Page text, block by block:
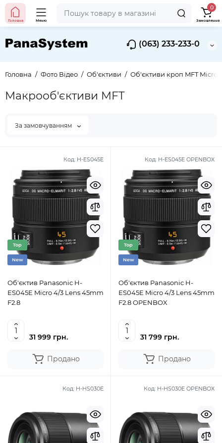
(063) 233-233-0
Головна Меню
0
Замовлення
Головна Фото Вiдео Об'єктиви Об'єктиви кроп MFT Micro
Макрооб'єктиви MFT
За замовчуванням
Код: H-ES045E
Top
New
Об'єктив Panasonic H-
ES045E Micro 4/3 Lens 45mm
F2.8
31 999 грн.
Продано
Код: H-ES045E OPENBOX
Top
New
Об'єктив Panasonic H-
ES045E Micro 4/3 Lens 45mm
F2.8 OPENBOX
31 799 грн.
Продано
Код: H-HS030E Код: H-HS030E OPENBOX